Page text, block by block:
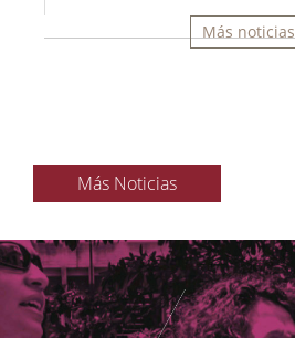
Más noticias
Más Noticias